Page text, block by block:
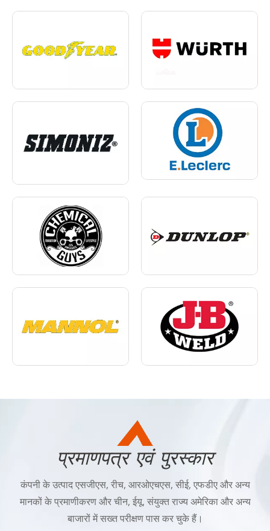
प्रमाणपत्र एवं पुरस्कार
कंपनी के उत्पाद एसजीएस, रीच, आरओएचएस, सीई, एफडीए और अन्य
मानकों के प्रमाणीकरण और चीन, ईयू, संयुक्त राज्य अमेरिका और अन्य
बाजारों में सख्त परीक्षण पास कर चुके हैं।